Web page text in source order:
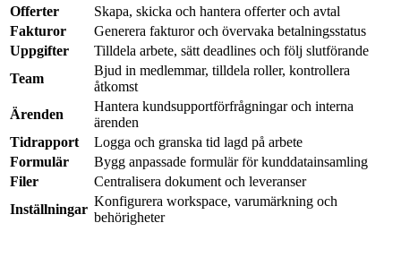
Offerter
Skapa, skicka och hantera offerter och avtal
Fakturor
Generera fakturor och övervaka betalningsstatus
Uppgifter
Tilldela arbete, sätt deadlines och följ slutförande
Team
Bjud in medlemmar, tilldela roller, kontrollera
åtkomst
Ärenden
Hantera kundsupportförfrågningar och interna
ärenden
Tidrapport
Logga och granska tid lagd på arbete
Formulär
Bygg anpassade formulär för kunddatainsamling
Filer
Centralisera dokument och leveranser
Inställningar
Konfigurera workspace, varumärkning och
behörigheter